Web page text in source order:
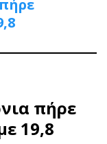
πήρε
19,8